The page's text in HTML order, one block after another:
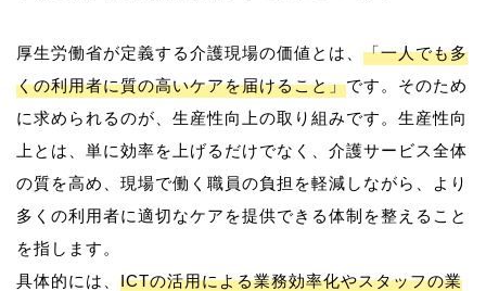
厚生労働省が定義する介護現場の価値とは、 「一人でも多
くの利用者に質の高いケアを届けること」です。そのため
に求められるのが、生産性向上の取り組みです。生産性向
上とは、単に効率を上げるだけでなく、介護サービス全体
の質を高め、現場で働く職員の負担を軽減しながら、より
多くの利用者に適切なケアを提供できる体制を整えること
を指します。
具体的には、 ICTの活用による業務効率化やスタッフの業